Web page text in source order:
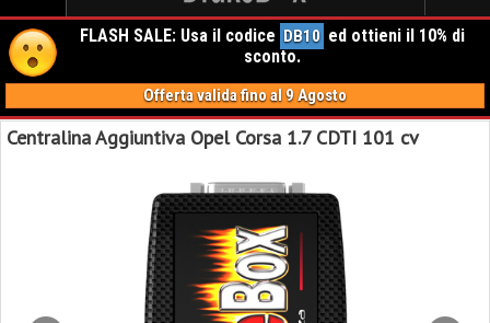
FLASH SALE: Usa il codice DB10 ed ottieni il 10% di
sconto.
Offerta valida fino al 9 Agosto
Centralina Aggiuntiva Opel Corsa 1.7 CDTI 101 cv